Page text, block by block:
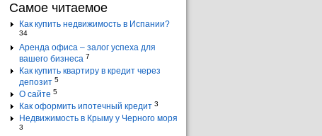
Самое читаемое
Как купить недвижимость в Испании?
34
Аренда офиса – залог успеха для
вашего бизнеса 7
Как купить квартиру в кредит через
депозит 5
О сайте 5
Как оформить ипотечный кредит 3
Недвижимость в Крыму у Черного моря
3